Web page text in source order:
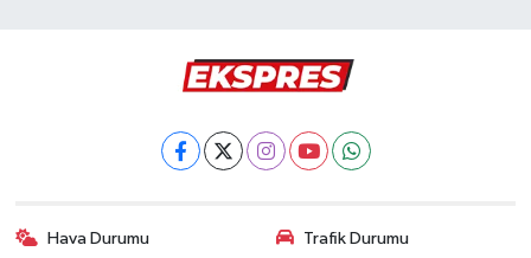
Hava Durumu Trafik Durumu